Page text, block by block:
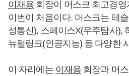
이재용 회장이 머스크 최고경
이번이 처음이다. 머스크는 테
성통신), 스페이스X(우주탐사),
뉴럴링크(인공지능) 등 다양한
이 자리에는 이재용 회장과 머